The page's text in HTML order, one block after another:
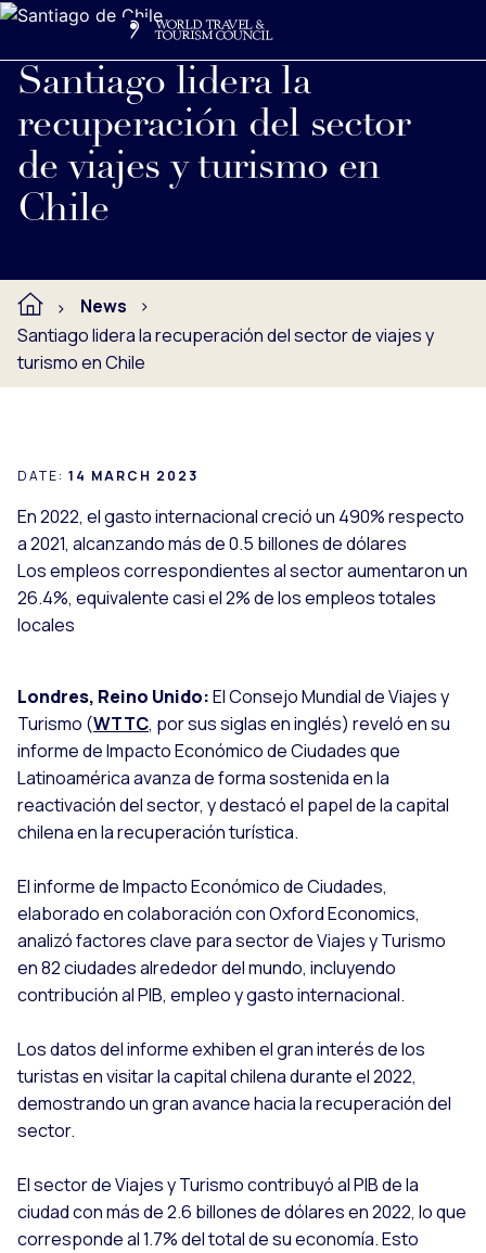
Santiago lidera la
recuperación del sector
de viajes y turismo en
Chile
Ver nota de prensa completa debajo
News
Santiago lidera la recuperación del sector de viajes y
turismo en Chile
DATE: 14 MARCH 2023
En 2022, el gasto internacional creció un 490% respecto
a 2021, alcanzando más de 0.5 billones de dólares
Los empleos correspondientes al sector aumentaron un
26.4%, equivalente casi el 2% de los empleos totales
locales
Londres, Reino Unido:El Consejo Mundial de Viajes y
Turismo (WTTC, por sus siglas en inglés) reveló en su
informe de Impacto Económico de Ciudades que
Latinoamérica avanza de forma sostenida en la
reactivación del sector, y destacó el papel de la capital
chilena en la recuperación turística.
El informe de Impacto Económico de Ciudades,
elaborado en colaboración con Oxford Economics,
analizó factores clave para sector de Viajes y Turismo
en 82 ciudades alrededor del mundo, incluyendo
contribución al PIB, empleo y gasto internacional.
Los datos del informe exhiben el gran interés de los
turistas en visitar la capital chilena durante el 2022,
demostrando un gran avance hacia la recuperación del
sector.
El sector de Viajes y Turismo contribuyó al PIB de la
ciudad con más de 2.6 billones de dólares en 2022, lo que
corresponde al 1.7% del total de su economía. Esto